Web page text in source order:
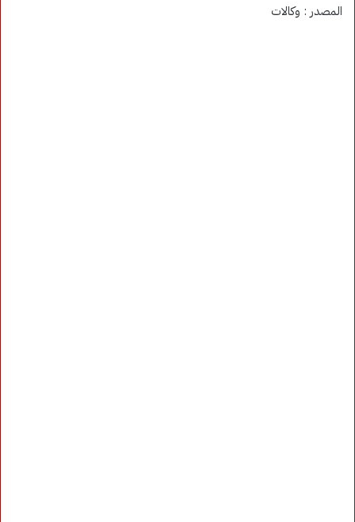
المصدر : وكالات